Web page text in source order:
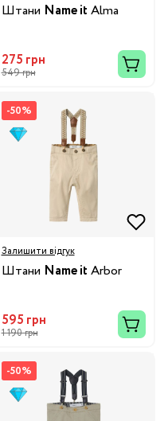
Штани Name it Alma
275 грн
549 грн
-50%
Залишити відгук
Штани Name it Arbor
595 грн
1 190 грн
-50%